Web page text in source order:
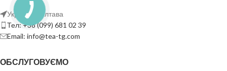
Україна, Полтава
Тел: +38 (099) 681 02 39
Email: info@tea-tg.com
ОБСЛУГОВУЄМО